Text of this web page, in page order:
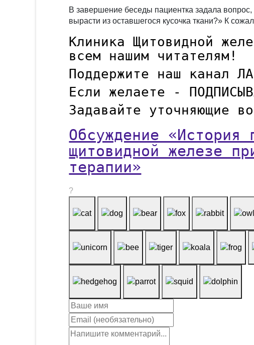
В завершение беседы пациентка задала
вырасти из оставшегося кусочка ткани?» К
Клиника Щитовидной
всем нашим читателям!
Поддержите наш канал
Если желаете -
Задавайте уточняющие
Обсуждение
щитовидной железе
терапии»
?